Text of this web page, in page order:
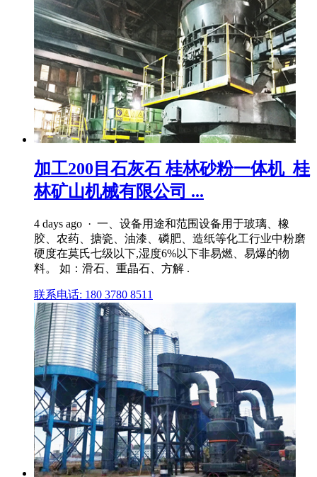
加工200目石灰石 桂林砂粉一体机_桂
林矿山机械有限公司 ...
4 days ago · 一、设备用途和范围设备用于玻璃、橡
胶、农药、搪瓷、油漆、磷肥、造纸等化工行业中粉磨
硬度在莫氏七级以下,湿度6%以下非易燃、易爆的物
料。 如：滑石、重晶石、方解 .
联系电话: 180 3780 8511